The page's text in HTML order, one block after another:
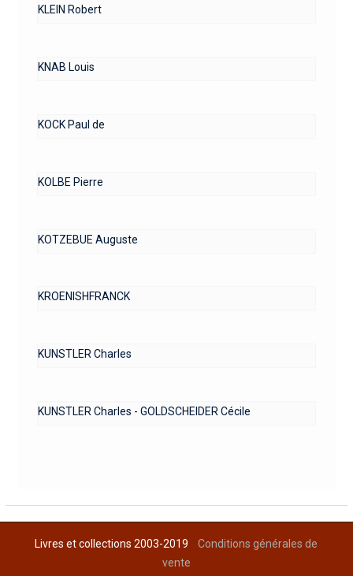
KLEIN Robert
KNAB Louis
KOCK Paul de
KOLBE Pierre
KOTZEBUE Auguste
KROENISHFRANCK
KUNSTLER Charles
KUNSTLER Charles - GOLDSCHEIDER Cécile
Livres et collections 2003-2019Conditions générales de
vente